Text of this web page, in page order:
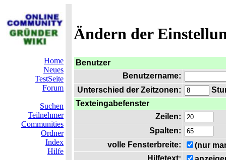
Ändern der
Home
Neues
TestSeite
Forum
Suchen
Teilnehmer
Communities
Ordner
Index
Hilfe
Benutzer
Benutzername:
Unterschied der Zeitzonen:
Texteingabefenster
Zeilen:
Spalten:
volle Fensterbreite:
(nur
Hilfetext: